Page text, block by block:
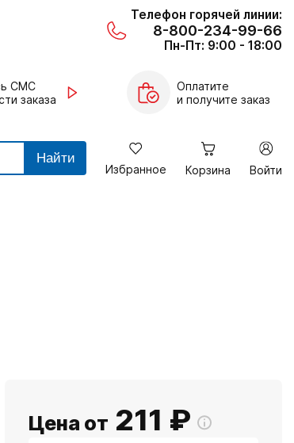
Телефон горячей линии:
8-800-234-99-66
Пн-Пт: 9:00 - 18:00
СМС
заказа
Оплатите
и получите заказ
Найти
Избранное Корзина Войти
Цена от 211 ₽